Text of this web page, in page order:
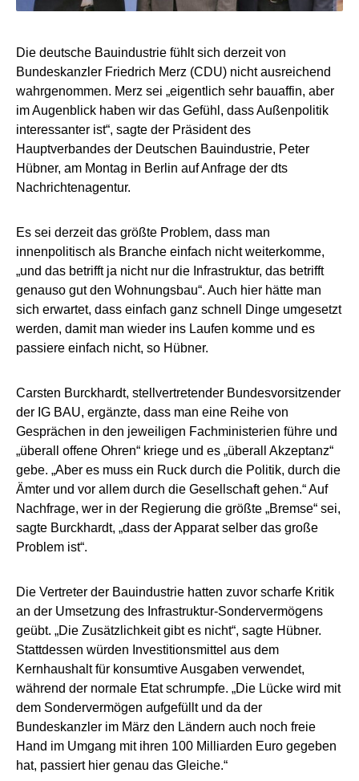
Die deutsche Bauindustrie fühlt sich derzeit von
Bundeskanzler Friedrich Merz (CDU) nicht ausreichend
wahrgenommen. Merz sei „eigentlich sehr bauaffin, aber
im Augenblick haben wir das Gefühl, dass Außenpolitik
interessanter ist“, sagte der Präsident des
Hauptverbandes der Deutschen Bauindustrie, Peter
Hübner, am Montag in Berlin auf Anfrage der dts
Nachrichtenagentur.
Es sei derzeit das größte Problem, dass man
innenpolitisch als Branche einfach nicht weiterkomme,
„und das betrifft ja nicht nur die Infrastruktur, das betrifft
genauso gut den Wohnungsbau“. Auch hier hätte man
sich erwartet, dass einfach ganz schnell Dinge umgesetzt
werden, damit man wieder ins Laufen komme und es
passiere einfach nicht, so Hübner.
Carsten Burckhardt, stellvertretender Bundesvorsitzender
der IG BAU, ergänzte, dass man eine Reihe von
Gesprächen in den jeweiligen Fachministerien führe und
„überall offene Ohren“ kriege und es „überall Akzeptanz“
gebe. „Aber es muss ein Ruck durch die Politik, durch die
Ämter und vor allem durch die Gesellschaft gehen.“ Auf
Nachfrage, wer in der Regierung die größte „Bremse“ sei,
sagte Burckhardt, „dass der Apparat selber das große
Problem ist“.
Die Vertreter der Bauindustrie hatten zuvor scharfe Kritik
an der Umsetzung des Infrastruktur-Sondervermögens
geübt. „Die Zusätzlichkeit gibt es nicht“, sagte Hübner.
Stattdessen würden Investitionsmittel aus dem
Kernhaushalt für konsumtive Ausgaben verwendet,
während der normale Etat schrumpfe. „Die Lücke wird mit
dem Sondervermögen aufgefüllt und da der
Bundeskanzler im März den Ländern auch noch freie
Hand im Umgang mit ihren 100 Milliarden Euro gegeben
hat, passiert hier genau das Gleiche.“